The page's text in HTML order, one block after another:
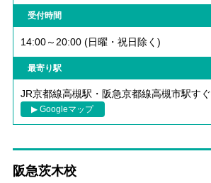
受付時間
14:00～20:00 (日曜・祝日除く)
最寄り駅
JR京都線高槻駅・阪急京都線高槻市駅すぐ
▶ Googleマップ
阪急茨木校